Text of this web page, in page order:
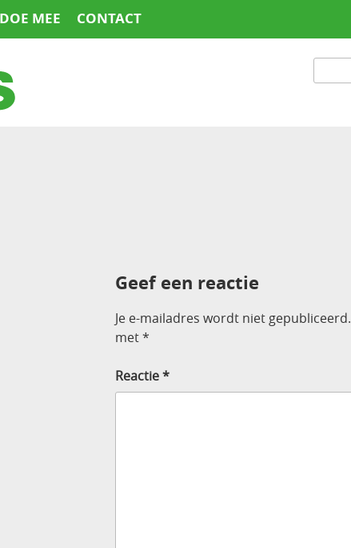
DOE MEE CONTACT
Geef een reactie
Je e-mailadres wordt niet gepubliceerd.
met*
Reactie*